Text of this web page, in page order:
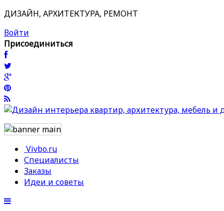
ДИЗАЙН, АРХИТЕКТУРА, РЕМОНТ
Войти
Присоединиться
Vivbo.ru
Специалисты
Заказы
Идеи и советы